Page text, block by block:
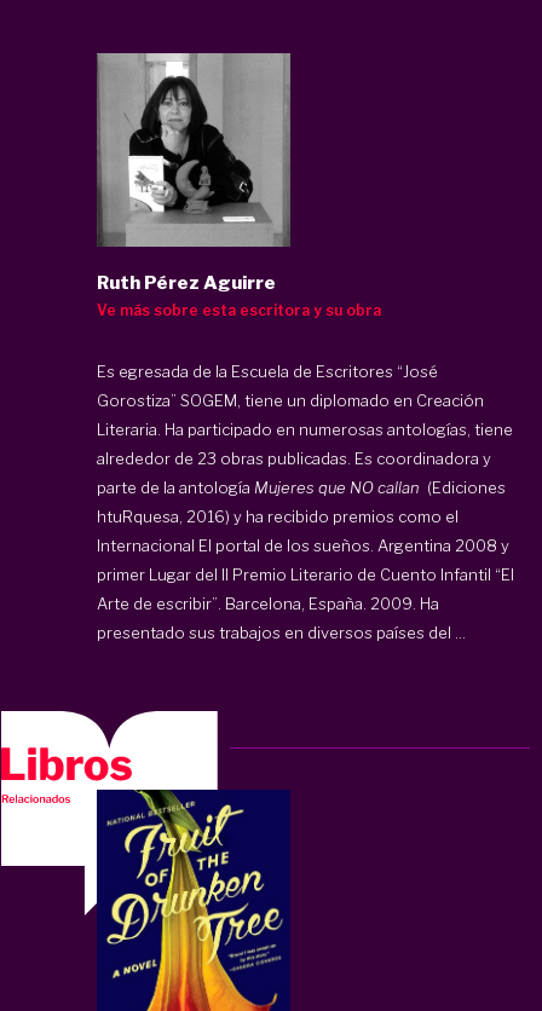
Ruth Pérez Aguirre
Ve más sobre esta escritora y su obra
Es egresada de la Escuela de Escritores “José
Gorostiza” SOGEM, tiene un diplomado en Creación
Literaria. Ha participado en numerosas antologías, tiene
alrededor de 23 obras publicadas. Es coordinadora y
parte de la antología Mujeres que NO callan (Ediciones
htuRquesa, 2016) y ha recibido premios como el
Internacional El portal de los sueños. Argentina 2008 y
primer Lugar del II Premio Literario de Cuento Infantil “El
Arte de escribir”. Barcelona, España. 2009. Ha
presentado sus trabajos en diversos países del ...